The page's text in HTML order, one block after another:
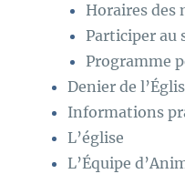
Horaires des
Participer au
Programme
Denier de
Informations
L’église
L’Équipe